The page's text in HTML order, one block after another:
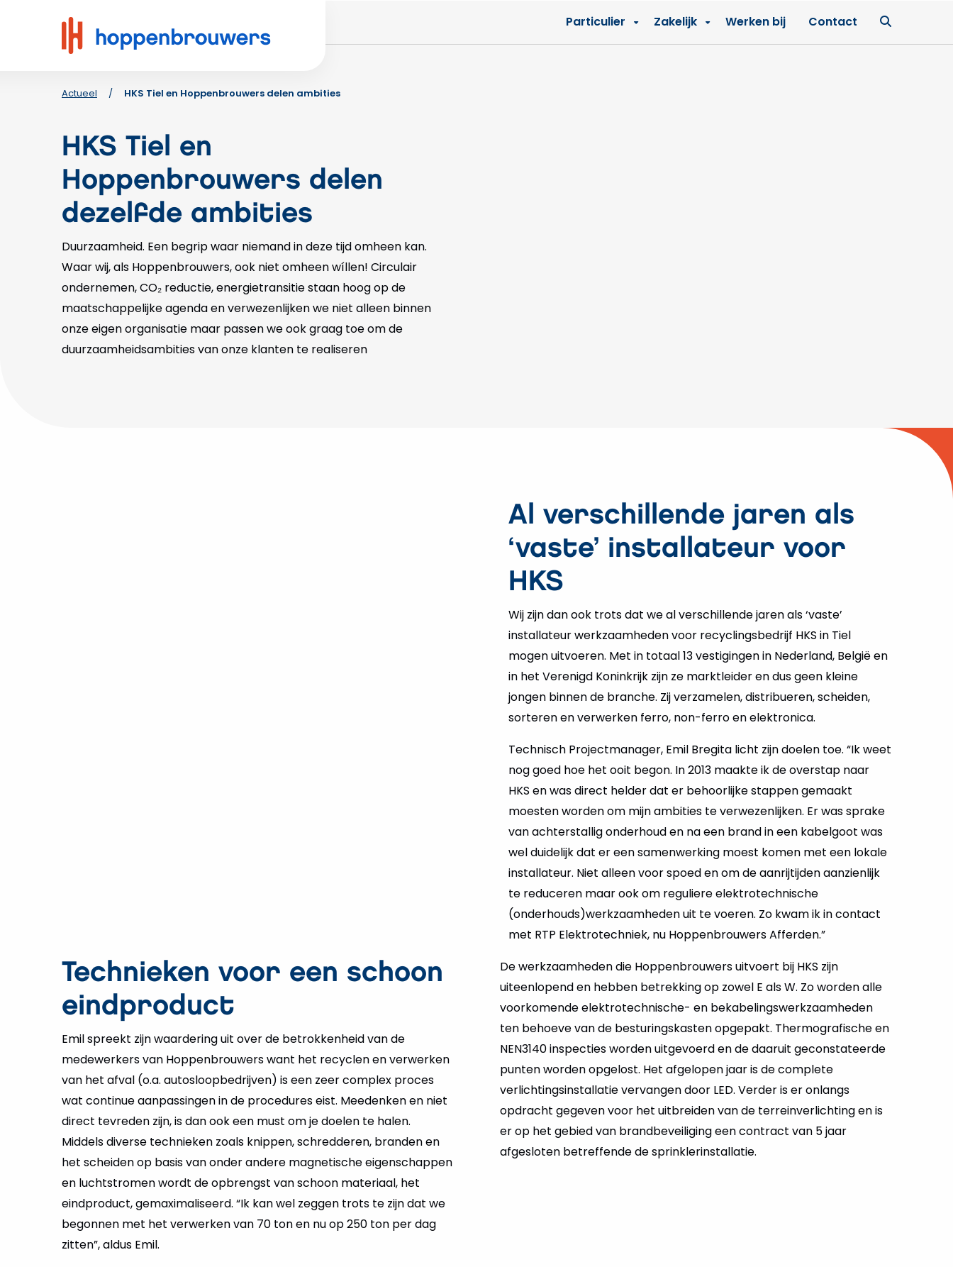
Hoppenbrouwers
Waar
leeft
Particulier Zakelijk Werken bij Contact
Actueel / HKS Tiel en Hoppenbrouwers delen ambities
HKS Tiel en
Hoppenbrouwers delen
dezelfde ambities
Duurzaamheid. Een begrip waar niemand in deze tijd omheen kan.
Waar wij, als Hoppenbrouwers, ook niet omheen wíllen! Circulair
ondernemen, CO₂ reductie, energietransitie staan hoog op de
maatschappelijke agenda en verwezenlijken we niet alleen binnen
onze eigen organisatie maar passen we ook graag toe om de
duurzaamheidsambities van onze klanten te realiseren
Al verschillende jaren als
‘vaste’ installateur voor
HKS
Wij zijn dan ook trots dat we al verschillende jaren als ‘vaste’
installateur werkzaamheden voor recyclingsbedrijf HKS in Tiel
mogen uitvoeren. Met in totaal 13 vestigingen in Nederland, België en
in het Verenigd Koninkrijk zijn ze marktleider en dus geen kleine
jongen binnen de branche. Zij verzamelen, distribueren, scheiden,
sorteren en verwerken ferro, non-ferro en elektronica.
Technisch Projectmanager, Emil Bregita licht zijn doelen toe. “Ik weet
nog goed hoe het ooit begon. In 2013 maakte ik de overstap naar
HKS en was direct helder dat er behoorlijke stappen gemaakt
moesten worden om mijn ambities te verwezenlijken. Er was sprake
van achterstallig onderhoud en na een brand in een kabelgoot was
wel duidelijk dat er een samenwerking moest komen met een lokale
installateur. Niet alleen voor spoed en om de aanrijtijden aanzienlijk
te reduceren maar ook om reguliere elektrotechnische
(onderhouds)werkzaamheden uit te voeren. Zo kwam ik in contact
met RTP Elektrotechniek, nu Hoppenbrouwers Afferden.”
Technieken voor een schoon
eindproduct
Emil spreekt zijn waardering uit over de betrokkenheid van de
medewerkers van Hoppenbrouwers want het recyclen en verwerken
van het afval (o.a. autosloopbedrijven) is een zeer complex proces
wat continue aanpassingen in de procedures eist. Meedenken en niet
direct tevreden zijn, is dan ook een must om je doelen te halen.
Middels diverse technieken zoals knippen, schredderen, branden en
het scheiden op basis van onder andere magnetische eigenschappen
en luchtstromen wordt de opbrengst van schoon materiaal, het
eindproduct, gemaximaliseerd. “Ik kan wel zeggen trots te zijn dat we
begonnen met het verwerken van 70 ton en nu op 250 ton per dag
zitten”, aldus Emil.
De werkzaamheden die Hoppenbrouwers uitvoert bij HKS zijn
uiteenlopend en hebben betrekking op zowel E als W. Zo worden alle
voorkomende elektrotechnische- en bekabelingswerkzaamheden
ten behoeve van de besturingskasten opgepakt. Thermografische en
NEN3140 inspecties worden uitgevoerd en de daaruit geconstateerde
punten worden opgelost. Het afgelopen jaar is de complete
verlichtingsinstallatie vervangen door LED. Verder is er onlangs
opdracht gegeven voor het uitbreiden van de terreinverlichting en is
er op het gebied van brandbeveiliging een contract van 5 jaar
afgesloten betreffende de sprinklerinstallatie.